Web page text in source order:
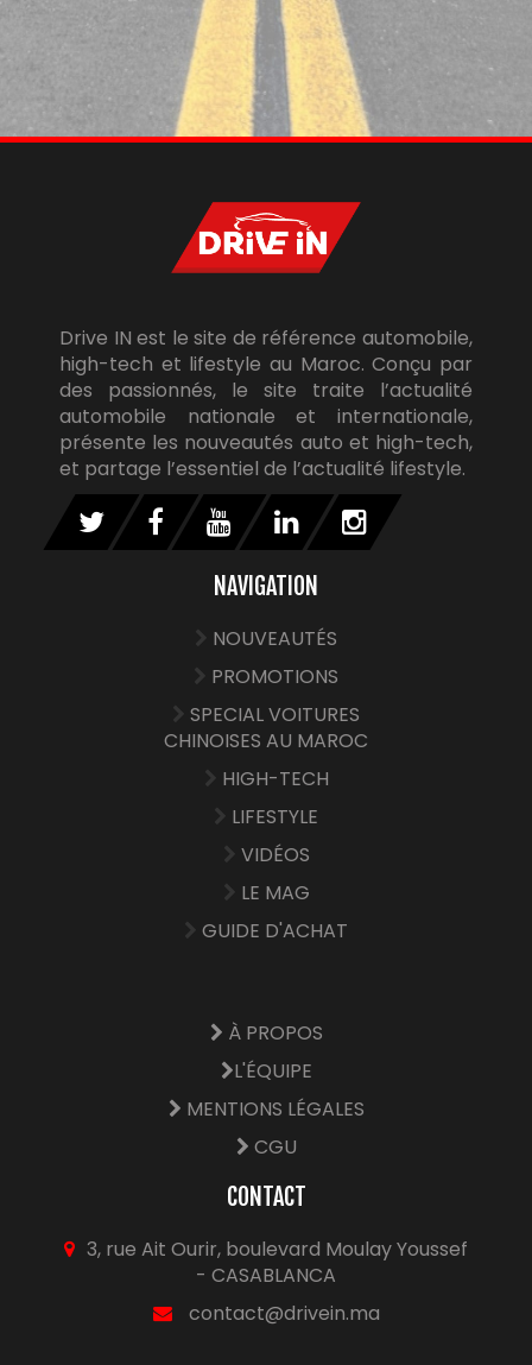
Drive IN est le site de référence automobile,
high-tech et lifestyle au Maroc. Conçu par
des passionnés, le site traite l’actualité
automobile nationale et internationale,
présente les nouveautés auto et high-tech,
et partage l’essentiel de l’actualité lifestyle.
NAVIGATION
NOUVEAUTÉS
PROMOTIONS
SPECIAL VOITURES
CHINOISES AU MAROC
HIGH-TECH
LIFESTYLE
VIDÉOS
LE MAG
GUIDE D'ACHAT
À PROPOS
L'ÉQUIPE
MENTIONS LÉGALES
CGU
CONTACT
3, rue Ait Ourir, boulevard Moulay Youssef
- CASABLANCA
contact@drivein.ma